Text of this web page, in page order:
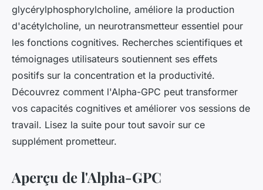
Juliette•19 août 2024•3 min de lecture
glycérylphosphorylcholine, améliore la production
d'acétylcholine, un neurotransmetteur essentiel pour
les fonctions cognitives. Recherches scientifiques et
témoignages utilisateurs soutiennent ses effets
positifs sur la concentration et la productivité.
Découvrez comment l'Alpha-GPC peut transformer
vos capacités cognitives et améliorer vos sessions de
travail. Lisez la suite pour tout savoir sur ce
supplément prometteur.
Aperçu de l'Alpha-GPC